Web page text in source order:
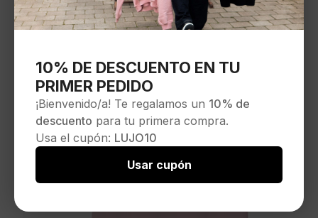
10% DE DESCUENTO EN TU
PRIMER PEDIDO
¡Bienvenido/a! Te regalamos un 10% de
descuento para tu primera compra.
Usa el cupón: LUJO10
Usar cupón